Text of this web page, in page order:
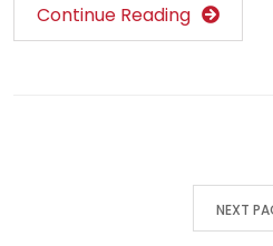
Continue Reading
NEXT